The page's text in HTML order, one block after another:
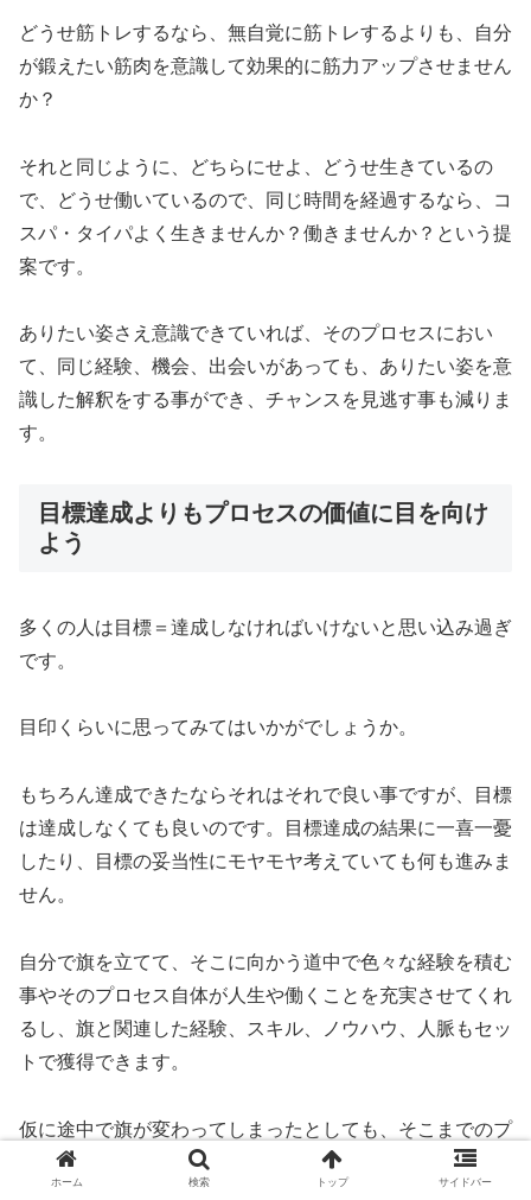
どうせ筋トレするなら、無自覚に筋トレするよりも、自分
が鍛えたい筋肉を意識して効果的に筋力アップさせません
か？
それと同じように、どちらにせよ、どうせ生きているの
で、どうせ働いているので、同じ時間を経過するなら、コ
スパ・タイパよく生きませんか？働きませんか？という提
案です。
ありたい姿さえ意識できていれば、そのプロセスにおい
て、同じ経験、機会、出会いがあっても、ありたい姿を意
識した解釈をする事ができ、チャンスを見逃す事も減りま
す。
目標達成よりもプロセスの価値に目を向け
よう
多くの人は目標＝達成しなければいけないと思い込み過ぎ
です。
目印くらいに思ってみてはいかがでしょうか。
もちろん達成できたならそれはそれで良い事ですが、目標
は達成しなくても良いのです。目標達成の結果に一喜一憂
したり、目標の妥当性にモヤモヤ考えていても何も進みま
せん。
自分で旗を立てて、そこに向かう道中で色々な経験を積む
事やそのプロセス自体が人生や働くことを充実させてくれ
るし、旗と関連した経験、スキル、ノウハウ、人脈もセッ
トで獲得できます。
仮に途中で旗が変わってしまったとしても、そこまでのプ
ロセスで経た経験やスキル、ノウハウ、人脈、さらには思
ホーム 検索 トップ サイドバー